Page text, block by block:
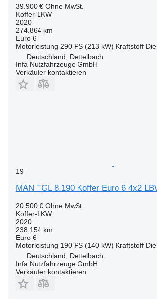
39.900 € Ohne MwSt.
Koffer-LKW
2020
274.864 km
Euro 6
Motorleistung 290 PS (213 kW) Kraftstoff
Deutschland, Dettelbach
Infa Nutzfahrzeuge GmbH
Verkäufer kontaktieren
19
MAN TGL 8.190 Koffer Euro 6 4x2
20.500 € Ohne MwSt.
Koffer-LKW
2020
238.154 km
Euro 6
Motorleistung 190 PS (140 kW) Kraftstoff
Deutschland, Dettelbach
Infa Nutzfahrzeuge GmbH
Verkäufer kontaktieren